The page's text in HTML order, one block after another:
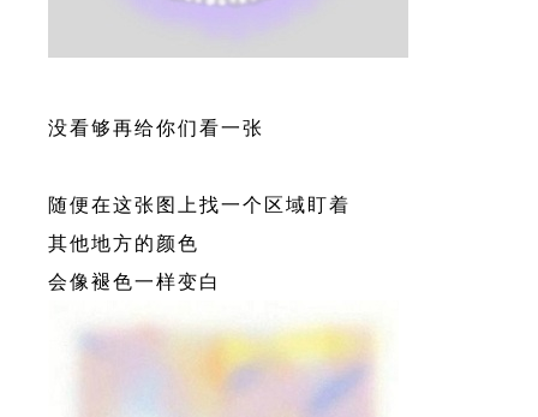
没看够再给你们看一张
随便在这张图上找一个区域盯着
其他地方的颜色
会像褪色一样变白